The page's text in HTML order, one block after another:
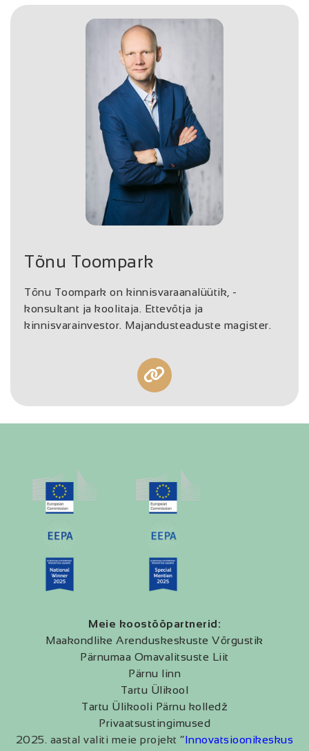
Tõnu Toompark
Tõnu Toompark on kinnisvaraanalüütik, -
konsultant ja koolitaja. Ettevõtja ja
kinnisvarainvestor. Majandusteaduste magister.
Meie koostööpartnerid:
Maakondlike Arenduskeskuste Võrgustik
Pärnumaa Omavalitsuste Liit
Pärnu linn
Tartu Ülikool
Tartu Ülikooli Pärnu kolledž
Privaatsustingimused
2025. aastal valiti meie projekt “ Innovatsioonikeskus